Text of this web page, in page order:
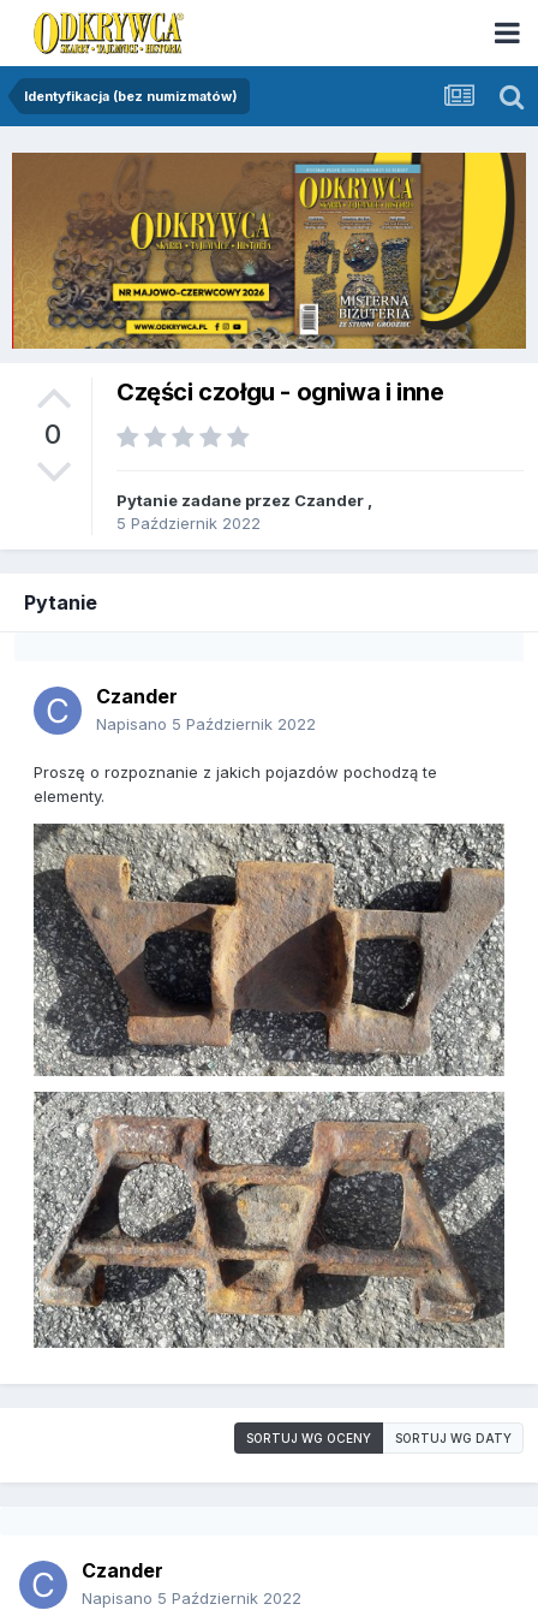
Identyfikacja (bez numizmatów)
0
Części czołgu - ogniwa i inne
Pytanie zadane przez Czander
5 Październik 2022
Pytanie
Czander
Napisano 5 Październik 2022
Proszę o rozpoznanie z jakich pojazdów pochodzą te
elementy.
SORTUJ WG OCENY SORTUJ WG DATY
Czander
Napisano 5 Październik 2022